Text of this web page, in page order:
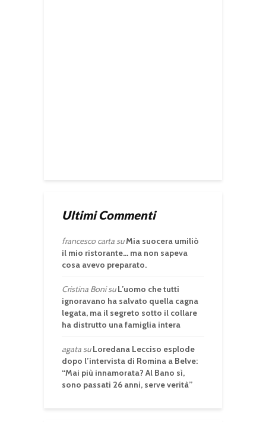
Ultimi Commenti
francesco cartasuMia suocera umiliò
il mio ristorante… ma non sapeva
cosa avevo preparato.
Cristina BonisuL’uomo che tutti
ignoravano ha salvato quella cagna
legata, ma il segreto sotto il collare
ha distrutto una famiglia intera
agatasuLoredana Lecciso esplode
dopo l’intervista di Romina a Belve:
“Mai più innamorata? Al Bano sì,
sono passati 26 anni, serve verità”